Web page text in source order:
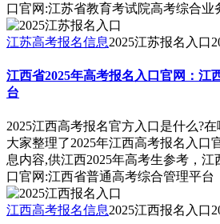
口官网:江苏省教育考试院高考综合业
江苏高考报名信息2025江苏报名入口
江西省2025年高考报名入口官网：江
台
2025江西高考报名官方入口是什么?
大家整理了2025年江西高考报名入口
息内容,供江西2025年高考生参考，江
口官网:江西省普通高考综合管理平台
江西高考报名信息2025江西报名入口